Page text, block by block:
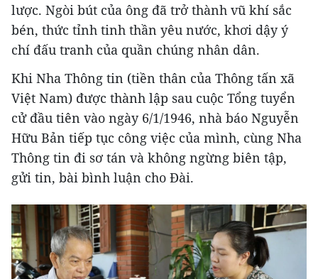
lược. Ngòi bút của ông đã trở thành vũ khí sắc
bén, thức tỉnh tinh thần yêu nước, khơi dậy ý
chí đấu tranh của quần chúng nhân dân.
Khi Nha Thông tin (tiền thân của Thông tấn xã
Việt Nam) được thành lập sau cuộc Tổng tuyển
cử đầu tiên vào ngày 6/1/1946, nhà báo Nguyễn
Hữu Bản tiếp tục công việc của mình, cùng Nha
Thông tin đi sơ tán và không ngừng biên tập,
gửi tin, bài bình luận cho Đài.